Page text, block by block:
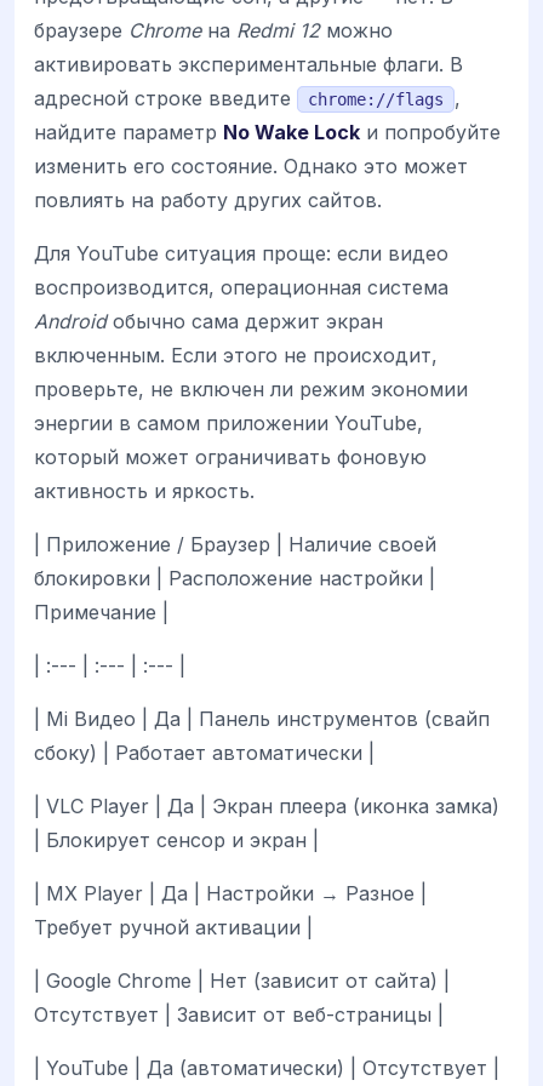
браузере Chromeна Redmi 12можно
активировать экспериментальные флаги. В
адресной строке введите
chrome://flags
,
найдите параметр No Wake Lock и попробуйте
изменить его состояние. Однако это может
повлиять на работу других сайтов.
Для YouTube ситуация проще: если видео
воспроизводится, операционная система
Androidобычно сама держит экран
включенным. Если этого не происходит,
проверьте, не включен ли режим экономии
энергии в самом приложении YouTube,
который может ограничивать фоновую
активность и яркость.
| Приложение / Браузер | Наличие своей
блокировки | Расположение настройки |
Примечание |
| :--- | :--- | :--- |
| Mi Видео | Да | Панель инструментов (свайп
сбоку) | Работает автоматически |
| VLC Player | Да | Экран плеера (иконка замка)
| Блокирует сенсор и экран |
| MX Player | Да | Настройки → Разное |
Требует ручной активации |
| Google Chrome | Нет (зависит от сайта) |
Отсутствует | Зависит от веб-страницы |
| YouTube | Да (автоматически) | Отсутствует |